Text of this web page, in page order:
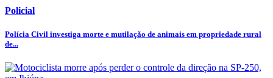
Policial
Polícia Civil investiga morte e mutilação de animais em propriedade rural
de...